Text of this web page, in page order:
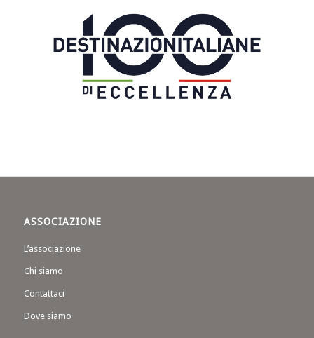
ASSOCIAZIONE
L’associazione
Chi siamo
Contattaci
Dove siamo